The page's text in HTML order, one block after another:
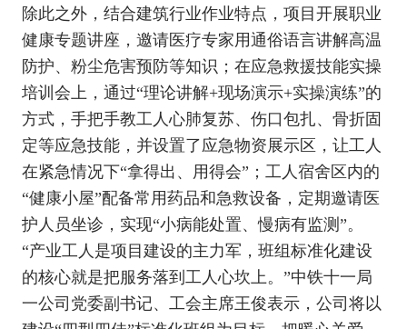
除此之外，结合建筑行业作业特点，项目开展职业
健康专题讲座，邀请医疗专家用通俗语言讲解高温
防护、粉尘危害预防等知识；在应急救援技能实操
培训会上，通过“理论讲解+现场演示+实操演练”的
方式，手把手教工人心肺复苏、伤口包扎、骨折固
定等应急技能，并设置了应急物资展示区，让工人
在紧急情况下“拿得出、用得会”；工人宿舍区内的
“健康小屋”配备常用药品和急救设备，定期邀请医
护人员坐诊，实现“小病能处置、慢病有监测”。
“产业工人是项目建设的主力军，班组标准化建设
的核心就是把服务落到工人心坎上。”中铁十一局
一公司党委副书记、工会主席王俊表示，公司将以